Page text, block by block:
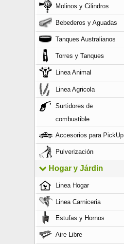
Molinos y Cilindros
Bebederos y Aguadas
Tanques Australianos
Torres y Tanques
Linea Animal
Linea Agricola
Surtidores de
combustible
Accesorios para PickUp
Pulverización
Hogar y Járdin
Linea Hogar
Linea Carniceria
Estufas y Hornos
Aire Libre